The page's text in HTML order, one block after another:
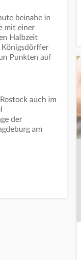
beinahe in
mit einer
Halbzeit
Königsdörffer
Punkten auf
auch im
der
am